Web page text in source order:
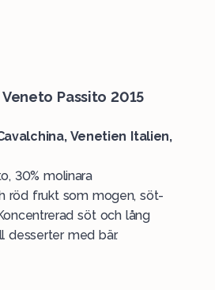
Veneto Passito 2015
Venetien Italien,
30% molinara
röd frukt som mogen, söt-
söt och lång
desserter med bär.